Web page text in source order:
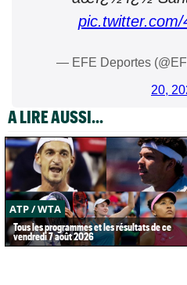
— EFE Deportes
20,
A LIRE AUSSI...
ATP / WTA
Tous les programmes et les résultats de ce
vendredi 7 août 2026